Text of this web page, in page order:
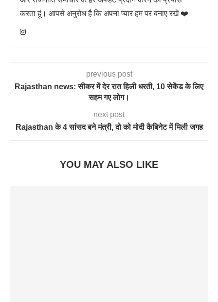
करता हूं। आपसे अनुरोध है कि अपना प्यार हम पर बनाए रखें ❤️
previous post
Rajasthan news: सीकर में देर रात हिली धरती, 10 सेकेंड के लिए
सहम गए लोग।
next post
Rajasthan के 4 सांसद बने मंत्री, दो को मोदी कैबिनेट में मिली जगह
YOU MAY ALSO LIKE